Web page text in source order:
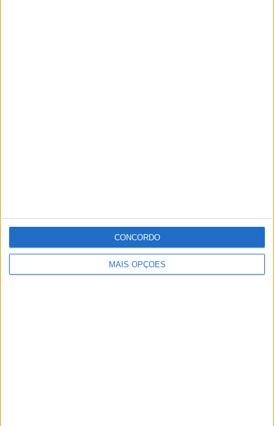
MAIS OPÇÕES
CONCORDO
Publicidade
Publicidade